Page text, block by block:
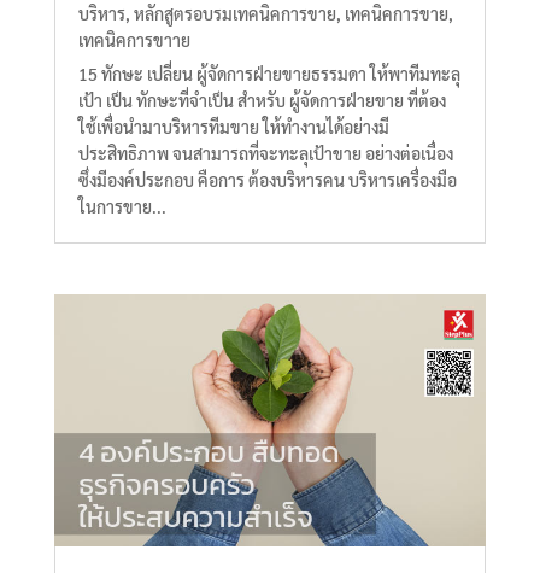
บริหาร, หลักสูตรอบรมเทคนิคการขาย, เทคนิคการขาย,
เทคนิคการขาาย
15 ทักษะ เปลี่ยน ผู้จัดการฝ่ายขายธรรมดา ให้พาทีมทะลุ
เป้า เป็น ทักษะที่จำเป็น สำหรับ ผู้จัดการฝ่ายขาย ที่ต้อง
ใช้เพื่อนำมาบริหารทีมขาย ให้ทำงานได้อย่างมี
ประสิทธิภาพ จนสามารถที่จะทะลุเป้าขาย อย่างต่อเนื่อง
ซึ่งมีองค์ประกอบ คือการ ต้องบริหารคน บริหารเครื่องมือ
ในการขาย...